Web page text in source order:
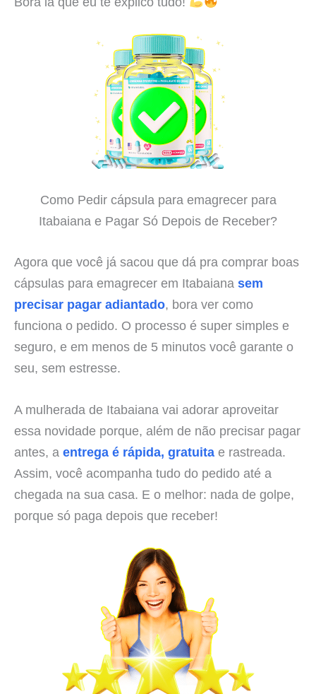
Como Pedir cápsula para emagrecer para
Itabaiana e Pagar Só Depois de Receber?
Agora que você já sacou que dá pra comprar boas
cápsulas para emagrecer em Itabaiana sem
precisar pagar adiantado, bora ver como
funciona o pedido. O processo é super simples e
seguro, e em menos de 5 minutos você garante o
seu, sem estresse.
A mulherada de Itabaiana vai adorar aproveitar
essa novidade porque, além de não precisar pagar
antes, a entrega é rápida, gratuita e rastreada.
Assim, você acompanha tudo do pedido até a
chegada na sua casa. E o melhor: nada de golpe,
porque só paga depois que receber!